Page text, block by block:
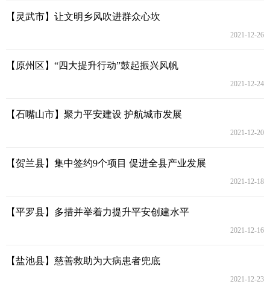
【灵武市】让文明乡风吹进群众心坎
2021-12-26
【原州区】“四大提升行动”鼓起振兴风帆
2021-12-24
【石嘴山市】聚力平安建设 护航城市发展
2021-12-20
【贺兰县】集中签约9个项目 促进全县产业发展
2021-12-18
【平罗县】多措并举着力提升平安创建水平
2021-12-16
【盐池县】慈善救助为大病患者兜底
2021-12-23